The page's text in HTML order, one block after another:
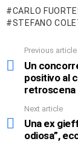
CARLO
STEFANO
more
Previous article
Un
positivo al
retroscena
Next article
Una ex
odiosa”,